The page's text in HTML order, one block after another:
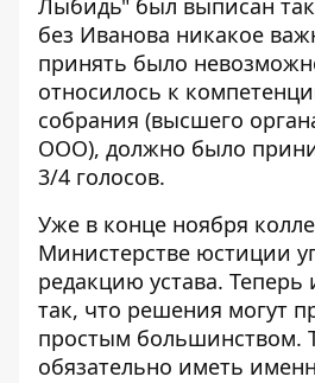
Лыбидь" был выписан
без Иванова никакое
принять было
относилось к
собрания (высшего
ООО), должно было
3/4 голосов.
Уже в конце ноября
Министерстве юстиции
редакцию устава. Теперь
так, что решения могут
простым большинством.
обязательно иметь